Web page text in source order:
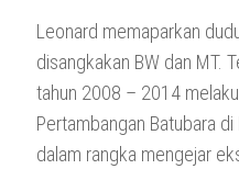
Leonard memaparkan
disangkakan BW dan MT.
tahun 2008 – 2014
Pertambangan Batubara
dalam rangka mengejar